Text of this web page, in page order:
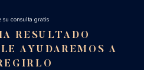
su consulta gratis
RESULTADO
AYUDAREMOS A